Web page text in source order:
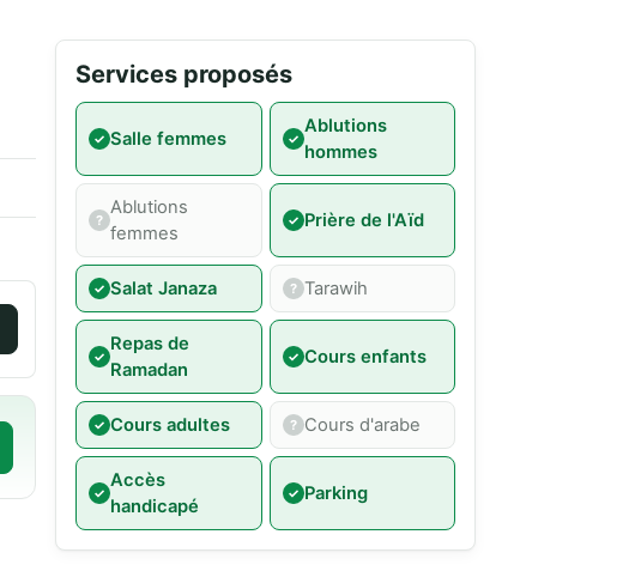
Services proposés
Salle femmes
Ablutions
hommes
Ablutions
femmes
Prière de l'Aïd
Salat Janaza Tarawih
Repas de
Ramadan
Cours enfants
Cours adultes Cours d'arabe
Accès
handicapé
Parking